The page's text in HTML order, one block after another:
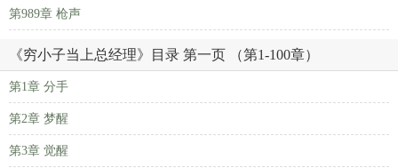
第989章 枪声
《穷小子当上总经理》目录 第一页 （第1-100章）
第1章 分手
第2章 梦醒
第3章 觉醒